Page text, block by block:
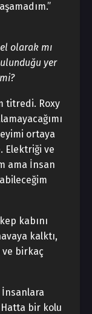
olarak mı
yer
titredi. Roxy
ortaya
Elektriği ve
ama İnsan
kabını
kalktı,
ve birkaç
İnsanlara
bir kolu